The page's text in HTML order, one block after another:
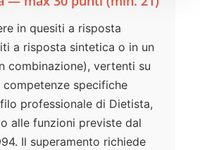
in quesiti a risposta
a risposta sintetica o in un
combinazione), vertenti su
competenze specifiche
professionale di Dietista,
alle funzioni previste dal
Il superamento richiede